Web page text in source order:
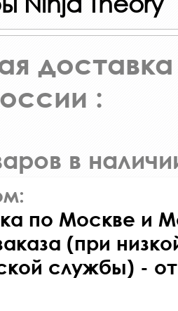
доставка
:
в
по Москве и
(при
службы) -